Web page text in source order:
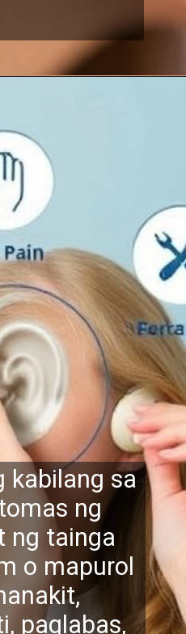
kabilang sa
ng
ng tainga
o mapurol
paglabas,